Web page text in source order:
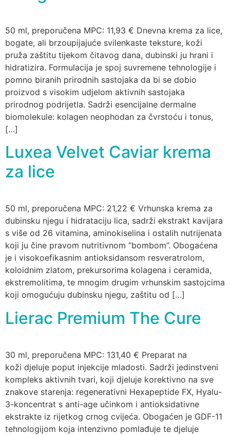
50 ml, preporučena MPC: 11,93 € Dnevna krema za lice,
bogate, ali brzoupijajuće svilenkaste teksture, koži
pruža zaštitu tijekom čitavog dana, dubinski ju hrani i
hidratizira. Formulacija je spoj suvremene tehnologije i
pomno biranih prirodnih sastojaka da bi se dobio
proizvod s visokim udjelom aktivnih sastojaka
prirodnog podrijetla. Sadrži esencijalne dermalne
biomolekule: kolagen neophodan za čvrstoću i tonus,
[…]
Luxea Velvet Caviar krema
za lice
50 ml, preporučena MPC: 21,22 € Vrhunska krema za
dubinsku njegu i hidrataciju lica, sadrži ekstrakt kavijara
s više od 26 vitamina, aminokiselina i ostalih nutrijenata
koji ju čine pravom nutritivnom “bombom”. Obogaćena
je i visokoefikasnim antioksidansom resveratrolom,
koloidnim zlatom, prekursorima kolagena i ceramida,
ekstremolitima, te mnogim drugim vrhunskim sastojcima
koji omogućuju dubinsku njegu, zaštitu od […]
Lierac Premium The Cure
30 ml, preporučena MPC: 131,40 € Preparat na
koži djeluje poput injekcije mladosti. Sadrži jedinstveni
kompleks aktivnih tvari, koji djeluje korektivno na sve
znakove starenja: regenerativni Hexapeptide FX, Hyalu-
3-koncentrat s anti-age učinkom i antioksidativne
ekstrakte iz rijetkog crnog cvijeća. Obogaćen je GDF-11
tehnologijom koja intenzivno pomlađuje te djeluje